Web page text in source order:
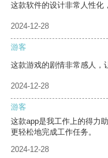
这款软件的设计非常人性化
2024-12-28
游客
这款游戏的剧情非常感人，
2024-12-28
游客
这款app是我工作上的得力
更轻松地完成工作任务。
2024-12-28